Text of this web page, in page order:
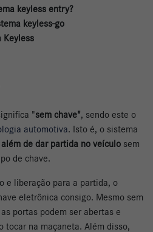
keyless entry?
keyless-go
Keyless
"sem chave", sendo este o
automotiva. Isto é, o sistema
de dar partida no veículo sem
de chave.
e liberação para a partida, o
eletrônica consigo. Mesmo sem
portas podem ser abertas e
tocar na maçaneta. Além disso,